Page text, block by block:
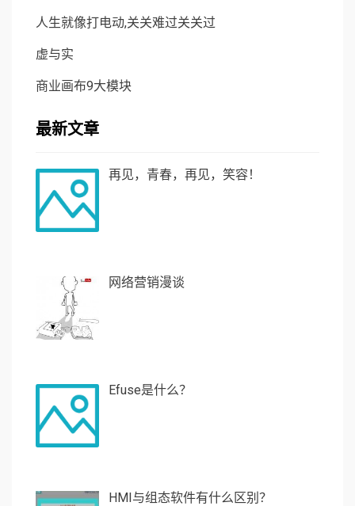
人生就像打电动,关关难过关关过
虚与实
商业画布9大模块
最新文章
再见，青春，再见，笑容！
网络营销漫谈
Efuse是什么？
HMI与组态软件有什么区别？